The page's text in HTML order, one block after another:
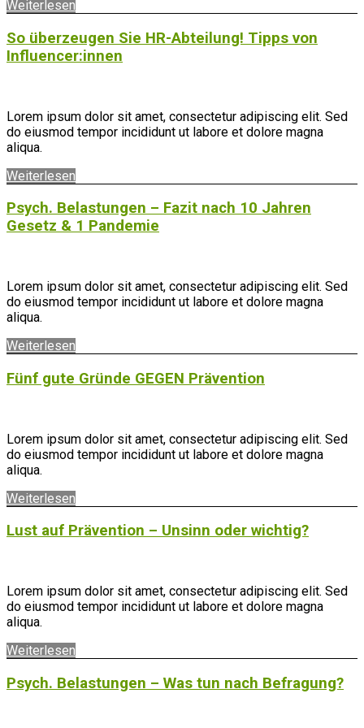
Weiterlesen
So überzeugen Sie HR-Abteilung! Tipps von
Influencer:innen
Lorem ipsum dolor sit amet, consectetur adipiscing elit. Sed
do eiusmod tempor incididunt ut labore et dolore magna
aliqua.
Weiterlesen
Psych. Belastungen – Fazit nach 10 Jahren
Gesetz & 1 Pandemie
Lorem ipsum dolor sit amet, consectetur adipiscing elit. Sed
do eiusmod tempor incididunt ut labore et dolore magna
aliqua.
Weiterlesen
Fünf gute Gründe GEGEN Prävention
Lorem ipsum dolor sit amet, consectetur adipiscing elit. Sed
do eiusmod tempor incididunt ut labore et dolore magna
aliqua.
Weiterlesen
Lust auf Prävention – Unsinn oder wichtig?
Lorem ipsum dolor sit amet, consectetur adipiscing elit. Sed
do eiusmod tempor incididunt ut labore et dolore magna
aliqua.
Weiterlesen
Psych. Belastungen – Was tun nach Befragung?